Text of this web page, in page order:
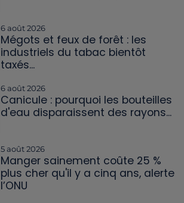
6 août 2026
Mégots et feux de forêt : les
industriels du tabac bientôt
taxés...
6 août 2026
Canicule : pourquoi les bouteilles
d'eau disparaissent des rayons...
5 août 2026
Manger sainement coûte 25 %
plus cher qu'il y a cinq ans, alerte
l’ONU